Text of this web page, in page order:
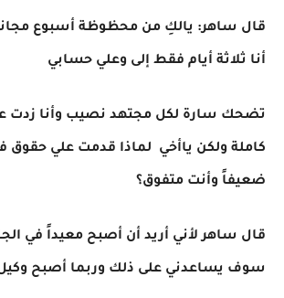
قال ساهر: يالكِ من محظوظة أسبوع
أنا ثلاثة أيام فقط إلى وعلي حسابي
تضحك سارة لكل مجتهد نصيب وأنا زدت
كاملة ولكن ياأخي لماذا قدمت علي حقوق
ضعيفاً وأنت متفوق؟
قال ساهر لأني أريد أن أصبح معيداً في
سوف يساعدني على ذلك وربما أصبح وكيل